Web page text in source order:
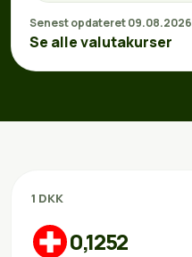
Senest opdateret 09.08.2026
Se alle valutakurser
1 DKK
0,1252